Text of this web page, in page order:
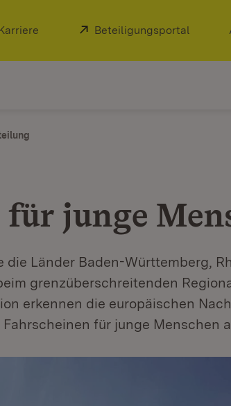
(Öffnet in neuem Fenster)
Extern:
Beteiligungsportal
junge
die Länder Baden-Württemberg,
grenzüberschreitenden
erkennen die europäischen
für junge Menschen